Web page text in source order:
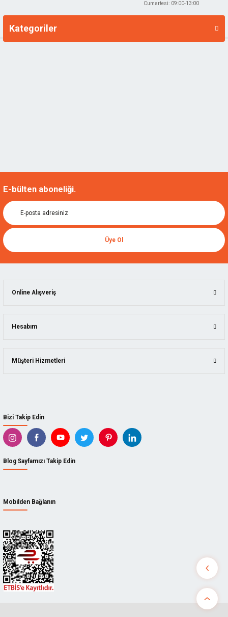
Cumartesi: 09:00-13:00
Kategoriler
Markalar
E-bülten aboneliği.
Üye Ol
Bizi Takip Edin
Blog Sayfamızı Takip Edin
Mobilden Bağlanın
Online Alışveriş
Hesabım
Müşteri Hizmetleri